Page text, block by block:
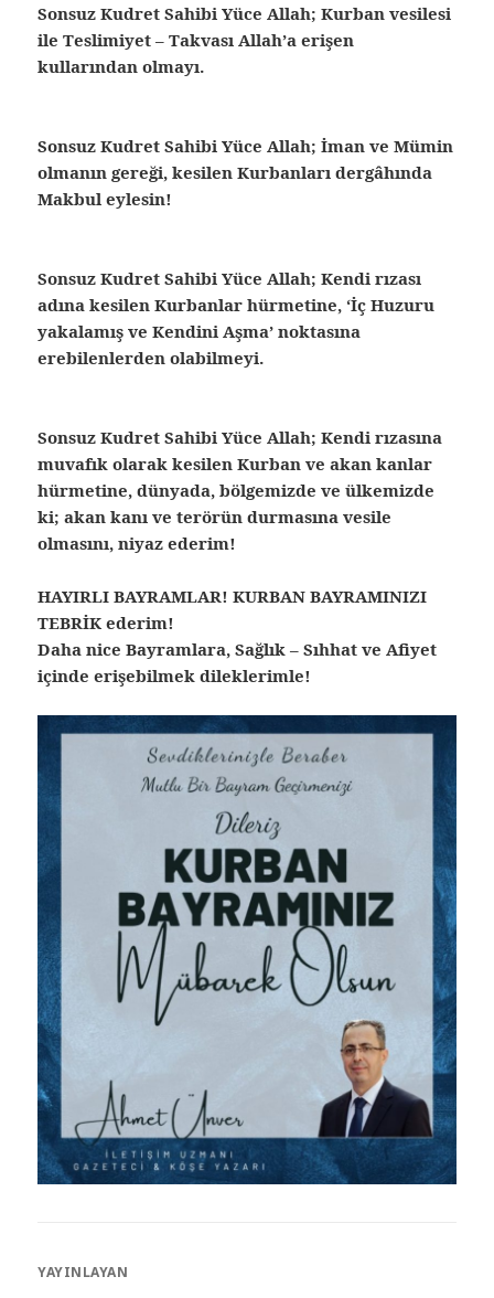
Sonsuz Kudret Sahibi Yüce Allah; Kurban vesilesi
ile Teslimiyet – Takvası Allah’a erişen
kullarından olmayı.
Sonsuz Kudret Sahibi Yüce Allah; İman ve Mümin
olmanın gereği, kesilen Kurbanları dergâhında
Makbul eylesin!
Sonsuz Kudret Sahibi Yüce Allah; Kendi rızası
adına kesilen Kurbanlar hürmetine, ‘İç Huzuru
yakalamış ve Kendini Aşma’ noktasına
erebilenlerden olabilmeyi.
Sonsuz Kudret Sahibi Yüce Allah; Kendi rızasına
muvafık olarak kesilen Kurban ve akan kanlar
hürmetine, dünyada, bölgemizde ve ülkemizde
ki; akan kanı ve terörün durmasına vesile
olmasını, niyaz ederim!
HAYIRLI BAYRAMLAR! KURBAN BAYRAMINIZI
TEBRİK ederim!
Daha nice Bayramlara, Sağlık – Sıhhat ve Afiyet
içinde erişebilmek dileklerimle!
YAYINLAYAN